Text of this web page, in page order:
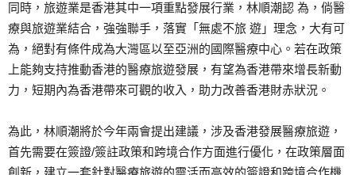
同時，旅遊業是香港其中一項重點發展行業，林順潮認 為，倘醫
療與旅遊業結合，強強聯手，落實「無處不旅 遊」理念，大有可
為，絕對有條件成為大灣區以至亞洲的國際醫療中心。若在政策
上能夠支持推動香港的醫療旅遊發展，有望為香港帶來增長新動
力，短期內為香港帶來可觀的收入，助力改善香港財赤狀況。
為此，林順潮將於今年兩會提出建議，涉及香港發展醫療旅遊，
首先需要在簽證/簽註政策和跨境合作方面進行優化，在政策層面